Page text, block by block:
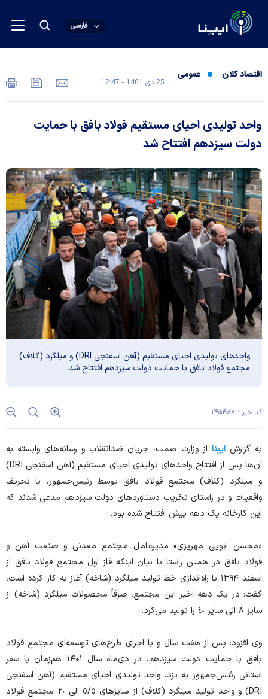
فارسی
اقتصاد کلان عمومی
25 دی 1401 - 12:47
واحد تولیدی احیای مستقیم فولاد بافق با حمایت
دولت سیزدهم افتتاح شد
واحد‌های تولیدی احیای مستقیم (آهن اسفنجی DRI) و میلگرد (کلاف)
مجتمع فولاد بافق با حمایت دولت سیزدهم افتتاح شد.
کد خبر : ۱۴۵۴۸۸
به گزارشایبِنا از وزارت صمت، جریان ضدانقلاب و رسانه‌های وابسته به
آن‌ها پس از افتتاح واحد‌های تولیدی احیای مستقیم (آهن اسفنجی DRI)
و میلگرد (کلاف) مجتمع فولاد بافق توسط رئیس‌جمهور، با تحریف
واقعیات و در راستای تخریب دستاورد‌های دولت سیزدهم مدعی شدند که
این کارخانه یک دهه پیش افتتاح شده بود.
«محسن ابویی مهریزی» مدیرعامل مجتمع معدنی و صنعت آهن و
فولاد بافق در همین راستا با بیان اینکه فاز اول مجتمع فولاد بافق از
اسفند ۱۳۹۴ با راه‌اندازی خط تولید میلگرد (شاخه) آغاز به کار کرده است،
گفت: در یک دهه اخیر این مجتمع، صرفاً محصولات میلگرد (شاخه) از
سایز ٨ الی سایز ٤٠ را تولید می‌کرد.
وی افزود: پس از هفت سال و با اجرای طرح‌های توسعه‌ای مجتمع فولاد
بافق با حمایت دولت سیزدهم، در دی‌ماه سال ۱۴۰۱ هم‌زمان با سفر
استانی رئیس‌جمهور به یزد، واحد تولیدی احیای مستقیم (آهن اسفنجی
DRI) و واحد تولید میلگرد (کلاف) از سایز‌های ٥/٥ الی ٢٠ مجتمع فولاد